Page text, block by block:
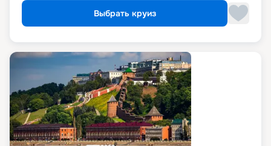
Выбрать круиз